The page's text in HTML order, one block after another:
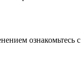
ознакомьтесь